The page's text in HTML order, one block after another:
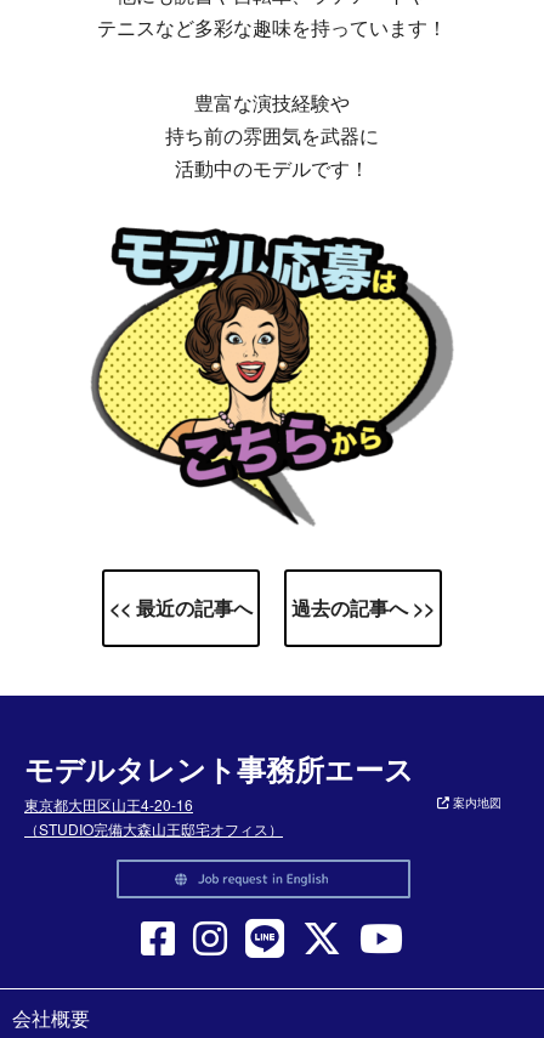
テニスなど多彩な趣味を持っています！
豊富な演技経験や
持ち前の雰囲気を武器に
活動中のモデルです！
<< 最近の記事へ 過去の記事へ >>
モデルタレント事務所エース
東京都大田区山王4-20-16
（STUDIO完備大森山王邸宅オフィス）
案内地図
会社概要